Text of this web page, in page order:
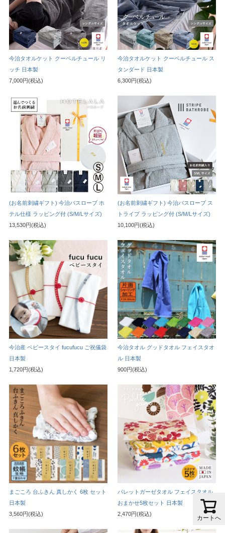
今治タオルケット クーベルチュール リ
ッチ 日本製
7,000円(税込)
今治タオルケット クーベルチュール ス
タンダード 日本製
6,300円(税込)
(お名前刺繍ギフト) 今治バスローブ ホ
テル仕様 ラッピング付 (S/M/Lサイズ)
13,530円(税込)
(お名前刺繍ギフト) 今治バスローブ ス
トライプ ラッピング付 (S/M/Lサイズ)
10,100円(税込)
今治産 ベビースタイ fucufucu ご祝儀袋
日本製
1,720円(税込)
今治タオル グッドタオル フェイスタオ
ル 日本製
900円(税込)
まごころ 台ふきん 真しかく 6枚 セット
日本製
3,560円(税込)
パレットガーゼタオル フェイスタオル
おまかせ5枚セット 日本製
2,470円(税込)
カートへ